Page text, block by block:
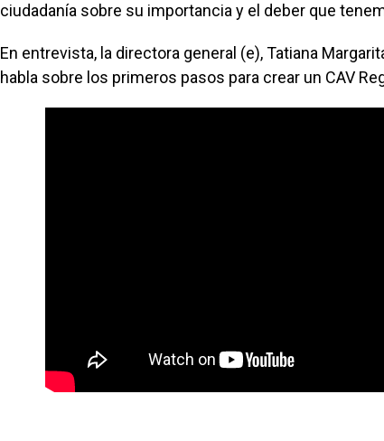
ciudadanía sobre su importancia y el deber que
En entrevista, la directora general (e), Tatiana
habla sobre los primeros pasos para crear un CAV